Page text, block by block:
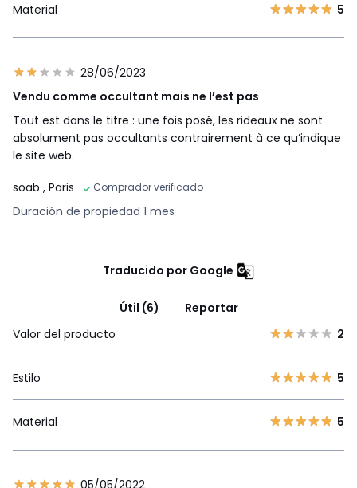
Material 5
28/06/2023
Vendu comme occultant mais ne l’est pas
Tout est dans le titre : une fois posé, les rideaux ne sont
absolument pas occultants contrairement à ce qu’indique
le site web.
soab , Paris Comprador verificado
Duración de propiedad 1 mes
Traducido por Google
Útil (6)
Reportar
Valor del producto
2
Estilo 5
Material 5
05/05/2022